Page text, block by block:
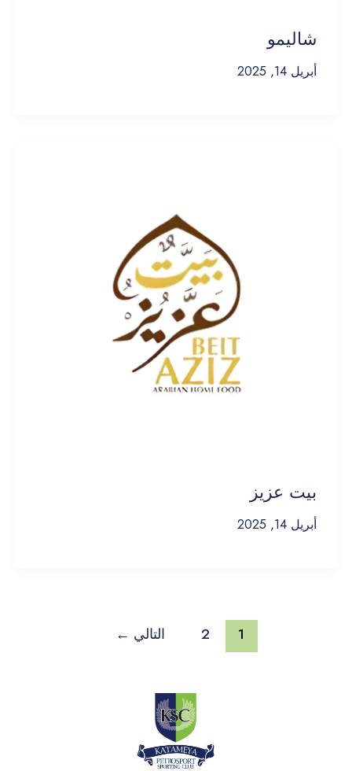
شاليمو
أبريل 14, 2025
بيت عزيز
أبريل 14, 2025
1
2 التالي ←